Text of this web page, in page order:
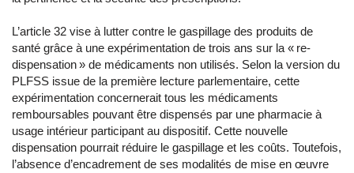
L’article 32 vise à lutter contre le gaspillage des produits de
santé grâce à une expérimentation de trois ans sur la « re-
dispensation » de médicaments non utilisés. Selon la version du
PLFSS issue de la première lecture parlementaire, cette
expérimentation concernerait tous les médicaments
remboursables pouvant être dispensés par une pharmacie à
usage intérieur participant au dispositif. Cette nouvelle
dispensation pourrait réduire le gaspillage et les coûts. Toutefois,
l’absence d’encadrement de ses modalités de mise en œuvre